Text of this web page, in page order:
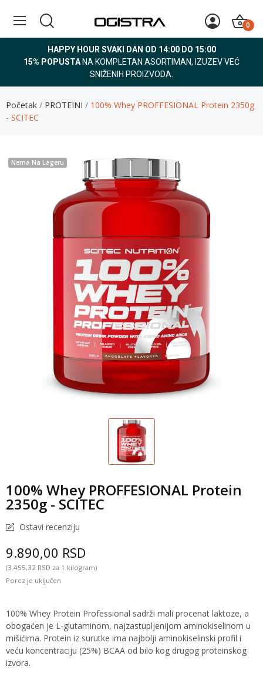
0
HAPPY HOUR SVAKI DAN OD 14:00 DO 15:00
15% POPUSTA NA KOMPLETAN ASORTIMAN, IZUZEV VEĆ
SNIŽENIH PROIZVODA.
Početak PROTEINI
100% Whey PROFFESIONAL Protein 2350g
- SCITEC
Nema Na Lageru
100% Whey PROFFESIONAL Protein
2350g - SCITEC
Ostavi recenziju
9.890,00 RSD
(3.455,32 RSD za 1 kilogram)
Porez je uključen
100% Whey Protein Professional sadrži mali procenat laktoze, a
obogaćen je L-glutaminom, najzastupljenijom aminokiselinom u
mišićima. Protein iz surutke ima najbolji aminokiselinski profil i
veću koncentraciju (25%) BCAA od bilo kog drugog proteinskog
izvora.